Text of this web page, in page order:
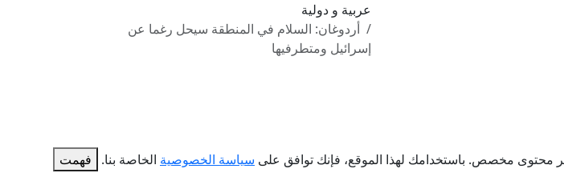
عربية و دولية
أردوغان: السلام في المنطقة سيحل رغما عن
إسرائيل ومتطرفيها
سياسة الخصوصية الخاصة بنا. فهمت